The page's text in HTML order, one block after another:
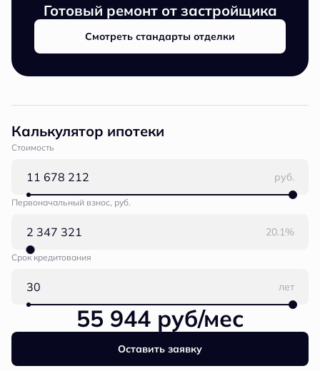
Готовый ремонт от застройщика
Смотреть стандарты отделки
Калькулятор ипотеки
Стоимость
руб.
Первоначальный взнос, руб.
20.1%
Срок кредитования
лет
55 944 руб/мес
Оставить заявку